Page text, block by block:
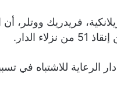
فريدريك ووتلر، أن
الدار.
للاشتباه في